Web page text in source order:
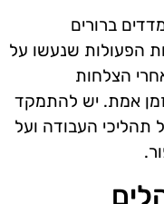
ברורים
הפעולות שנעשו על
הצלחות
אמת. יש להתמקד
העבודה ועל